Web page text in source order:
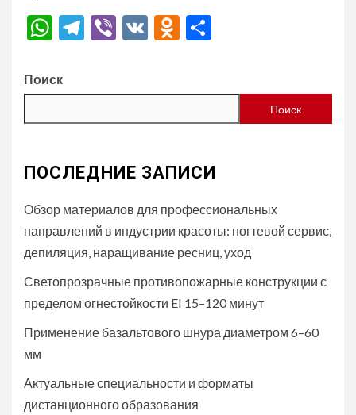
WhatsApp
Telegram
Viber
VK Odnoklassniki
Поиск
Поиск
ПОСЛЕДНИЕ ЗАПИСИ
Обзор материалов для профессиональных
направлений в индустрии красоты: ногтевой сервис,
депиляция, наращивание ресниц, уход
Светопрозрачные противопожарные конструкции с
пределом огнестойкости EI 15–120 минут
Применение базальтового шнура диаметром 6–60
мм
Актуальные специальности и форматы
дистанционного образования